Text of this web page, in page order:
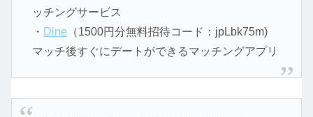
ッチングサービス
・ Dine （1500円分無料招待コード：jpLbk75m)
マッチ後すぐにデートができるマッチングアプリ